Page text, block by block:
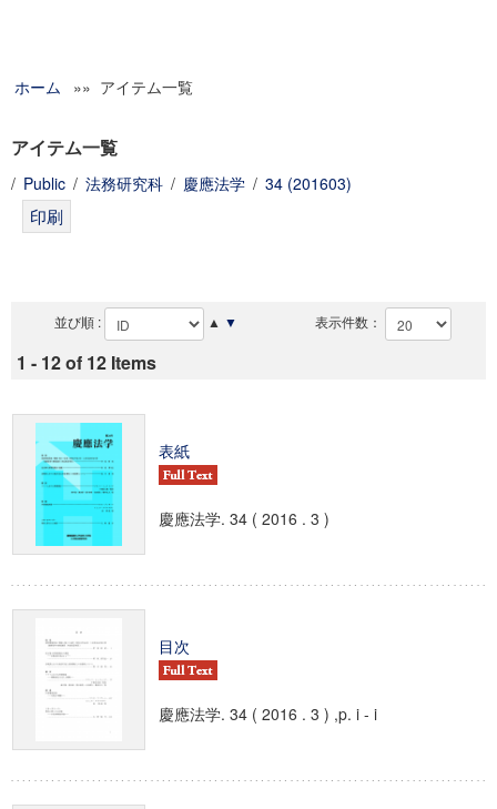
グローバルリサーチインスティテュート
科学研究費補助金研究成果報告書
慶應義塾大学グローバルCOEプログラム市民社会ガバナンス
ホーム »» アイテム一覧
アイテム一覧
/ Public / 法務研究科 / 慶應法学 / 34 (201603)
並び順 : ▲ ▼ 表示件数：
1 - 12 of 12 Items
表紙
慶應法学. 34 ( 2016 . 3 )
目次
慶應法学. 34 ( 2016 . 3 ) ,p. i - i